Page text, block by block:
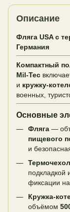
Описание
Фляга USA с
Германия
Компактный
Mil-Tec
и кружку-
военных,
Основные
Фляга —
пищевого
и
Термочехол
подкладкой
фиксации на
Кружка-
объёмом